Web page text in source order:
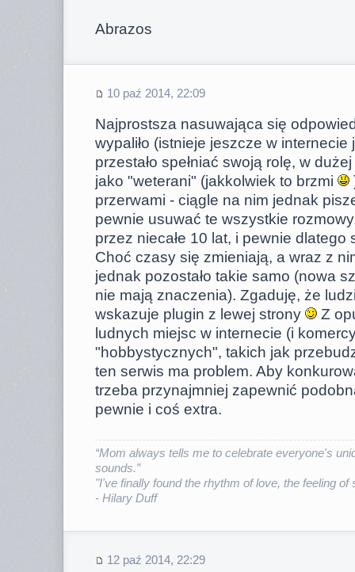
Abrazos
10 paź 2014, 22:09
Najprostsza nasuwająca się
wypaliło (istnieje jeszcze w internecie
przestało spełniać swoją rolę, w
jako "weterani" (jakkolwiek to brzmi
przerwami - ciągle na nim jednak
pewnie usuwać te wszystkie
przez niecałe 10 lat, i pewnie dlatego
Choć czasy się zmieniają, a wraz z
jednak pozostało takie samo (nowa
nie mają znaczenia). Zgaduję, że
wskazuje plugin z lewej strony
Z
ludnych miejsc w internecie (i
"hobbystycznych", takich jak
ten serwis ma problem. Aby
trzeba przynajmniej zapewnić
pewnie i coś extra.
“Mom always tells me to celebrate everyone's
sounds.”
"I've finally found the rhythm of love, the feeling of
- Hilary Duff
12 paź 2014, 22:29